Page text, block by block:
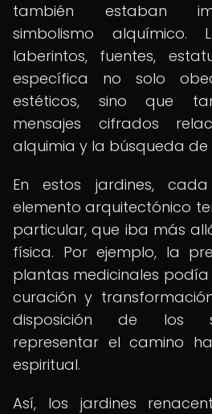
también estaban
simbolismo alquímico.
laberintos, fuentes,
específica no solo
estéticos, sino que
mensajes cifrados
alquimia y la búsqueda de
En estos jardines,
elemento arquitectónico
particular, que iba más
física. Por ejemplo, la
plantas medicinales
curación y
disposición de los
representar el camino
espiritual.
Así, los jardines